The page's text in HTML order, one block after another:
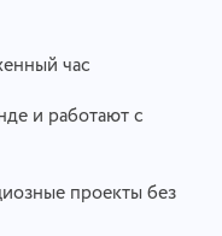
час
и работают с
проекты без